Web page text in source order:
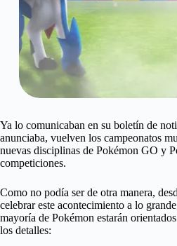
Ya lo comunicaban en su boletín de
anunciaba, vuelven los campeonatos
nuevas disciplinas de Pokémon GO y
competiciones.
Como no podía ser de otra manera,
celebrar este acontecimiento a lo
mayoría de Pokémon estarán
los detalles: